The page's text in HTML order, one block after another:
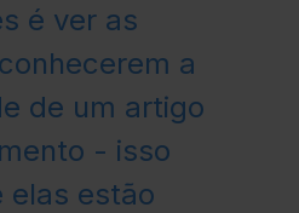
é ver as
a
de um artigo
- isso
elas estão